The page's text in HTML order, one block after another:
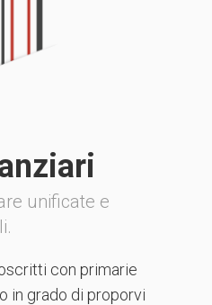
unificate e
con primarie
in grado di proporvi